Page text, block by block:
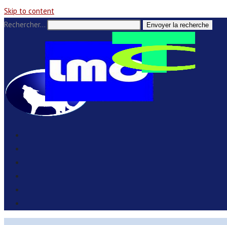
Skip to content
Rechercher…
Envoyer la recherche